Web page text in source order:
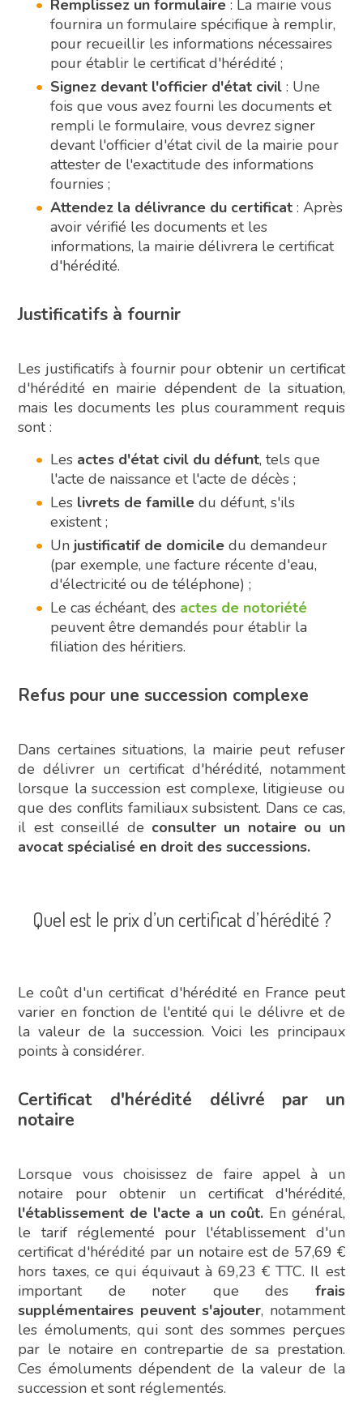
Remplissez un formulaire : La mairie vous
fournira un formulaire spécifique à remplir,
pour recueillir les informations nécessaires
pour établir le certificat d'hérédité ;
Signez devant l'officier d'état civil : Une
fois que vous avez fourni les documents et
rempli le formulaire, vous devrez signer
devant l'officier d'état civil de la mairie pour
attester de l'exactitude des informations
fournies ;
Attendez la délivrance du certificat : Après
avoir vérifié les documents et les
informations, la mairie délivrera le certificat
d'hérédité.
Justificatifs à fournir
Les justificatifs à fournir pour obtenir un certificat
d'hérédité en mairie dépendent de la situation,
mais les documents les plus couramment requis
sont :
Les actes d'état civil du défunt, tels que
l'acte de naissance et l'acte de décès ;
Les livrets de famille du défunt, s'ils
existent ;
Unjustificatif de domicile du demandeur
(par exemple, une facture récente d'eau,
d'électricité ou de téléphone) ;
Le cas échéant, des actes de notoriété
peuvent être demandés pour établir la
filiation des héritiers.
Refus pour une succession complexe
Dans certaines situations, la mairie peut refuser
de délivrer un certificat d'hérédité, notamment
lorsque la succession est complexe, litigieuse ou
que des conflits familiaux subsistent. Dans ce cas,
il est conseillé de consulter un notaire ou un
avocat spécialisé en droit des successions.
Quel est le prix d’un certificat d’hérédité ?
Le coût d'un certificat d'hérédité en France peut
varier en fonction de l'entité qui le délivre et de
la valeur de la succession. Voici les principaux
points à considérer.
Certificat d'hérédité délivré par un
notaire
Lorsque vous choisissez de faire appel à un
notaire pour obtenir un certificat d'hérédité,
l'établissement de l'acte a un coût. En général,
le tarif réglementé pour l'établissement d'un
certificat d'hérédité par un notaire est de 57,69 €
hors taxes, ce qui équivaut à 69,23 € TTC. Il est
important de noter que des frais
supplémentaires peuvent s'ajouter, notamment
les émoluments, qui sont des sommes perçues
par le notaire en contrepartie de sa prestation.
Ces émoluments dépendent de la valeur de la
succession et sont réglementés.